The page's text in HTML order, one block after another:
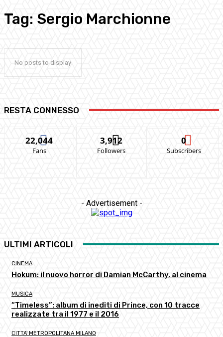
Tag: Sergio Marchionne
No posts to display
RESTA CONNESSO
22,044
Fans
3,912
Followers
0
Subscribers
- Advertisement -
ULTIMI ARTICOLI
CINEMA
Hokum: il nuovo horror di Damian McCarthy, al cinema
MUSICA
“Timeless”: album di inediti di Prince, con 10 tracce
realizzate tra il 1977 e il 2016
CITTA' METROPOLITANA MILANO